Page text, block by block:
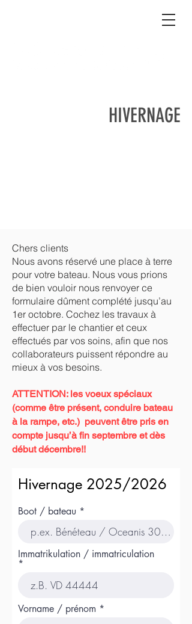
HIVERNAGE
Chers clients
Nous avons réservé une place à terre
pour votre bateau. Nous vous prions
de bien vouloir nous renvoyer ce
formulaire dûment complété jusqu’au
1er octobre. Cochez les travaux à
effectuer par le chantier et ceux
effectués par vos soins, afin que nos
collaborateurs puissent répondre au
mieux à vos besoins.
ATTENTION: les voeux spéciaux
(comme être présent, conduire bateau
à la rampe, etc.) peuvent être pris en
compte jusqu’à fin septembre et dès
début décembre!!
Hivernage 2025/2026
Boot / bateau
Immatrikulation / immatriculation
Vorname / prénom